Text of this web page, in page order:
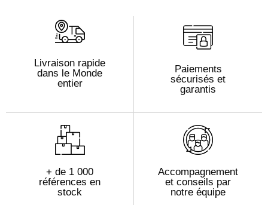
Livraison rapide
dans le Monde
entier
Paiements
sécurisés et
garantis
+ de 1 000
références en
stock
Accompagnement
et conseils par
notre équipe